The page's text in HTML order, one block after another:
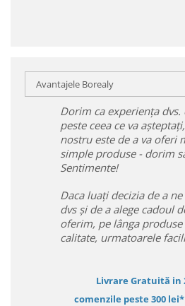
Avantajele Borealy
Dorim ca experiența
peste ceea ce va
nostru este de a va oferi
simple produse - dorim
Sentimente!
Daca luați decizia de a
dvs și de a alege cadoul
oferim, pe lânga
calitate, urmatoarele
Livrare Gratuită in
comenzile peste 300 lei*